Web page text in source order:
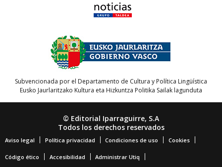
Subvencionada por el Departamento de Cultura y Política Lingüística
Eusko Jaurlaritzako Kultura eta Hizkuntza Politika Sailak lagunduta
© Editorial Iparraguirre, S.A
Todos los derechos reservados
Aviso legal Política privacidad Condiciones de uso Cookies
Código ético Accesibilidad Administrar Utiq